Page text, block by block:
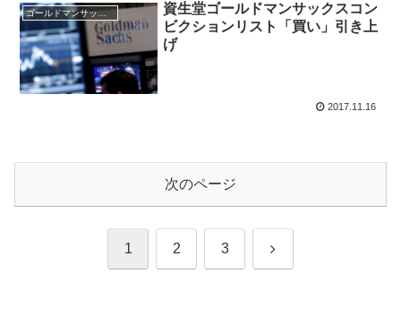
ゴールドマンサックス証券
資生堂ゴールドマンサックスコン
ビクションリスト「買い」引き上
げ
2017.11.16
次のページ
1 2 3 次